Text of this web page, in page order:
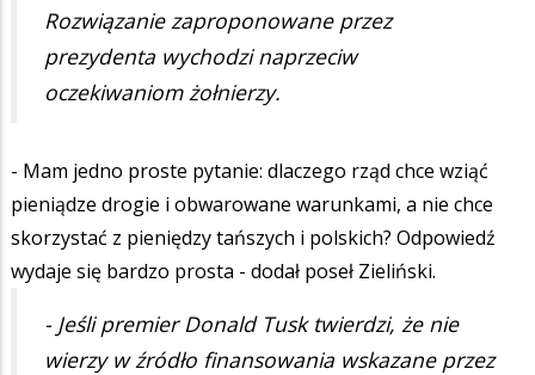
Rozwiązanie zaproponowane przez
prezydenta wychodzi naprzeciw
oczekiwaniom żołnierzy.
- Mam jedno proste pytanie: dlaczego rząd chce wziąć
pieniądze drogie i obwarowane warunkami, a nie chce
skorzystać z pieniędzy tańszych i polskich? Odpowiedź
wydaje się bardzo prosta - dodał poseł Zieliński.
- Jeśli premier Donald Tusk twierdzi, że nie
wierzy w źródło finansowania wskazane przez